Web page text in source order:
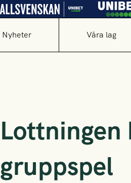
Nyheter Våra lag
Lottningen
gruppspel